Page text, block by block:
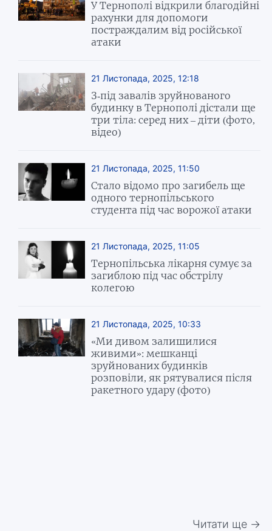
У Тернополі відкрили благодійні
рахунки для допомоги
постраждалим від російської
атаки
21 Листопада, 2025, 12:18
З-під завалів зруйнованого
будинку в Тернополі дістали ще
три тіла: серед них – діти (фото,
відео)
21 Листопада, 2025, 11:50
Стало відомо про загибель ще
одного тернопільського
студента під час ворожої атаки
21 Листопада, 2025, 11:05
Тернопільська лікарня сумує за
загиблою під час обстрілу
колегою
21 Листопада, 2025, 10:33
«Ми дивом залишилися
живими»: мешканці
зруйнованих будинків
розповіли, як рятувалися після
ракетного удару (фото)
Читати ще →